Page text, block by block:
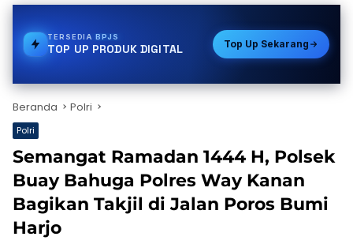
TERSEDIAPULSA
TOP UP PRODUK DIGITAL Top Up Sekarang
Beranda Polri
Polri
Semangat Ramadan 1444 H, Polsek
Buay Bahuga Polres Way Kanan
Bagikan Takjil di Jalan Poros Bumi
Harjo